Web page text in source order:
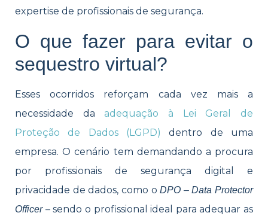
expertise de profissionais de segurança.
O que fazer para evitar o
sequestro virtual?
Esses ocorridos reforçam cada vez mais a
necessidade daadequação à Lei Geral de
Proteção de Dados (LGPD)
dentro de uma
empresa. O cenário tem demandando a procura
por profissionais de segurança digital e
privacidade de dados, como oDPO – Data Protector
Officer– sendo o profissional ideal para adequar as